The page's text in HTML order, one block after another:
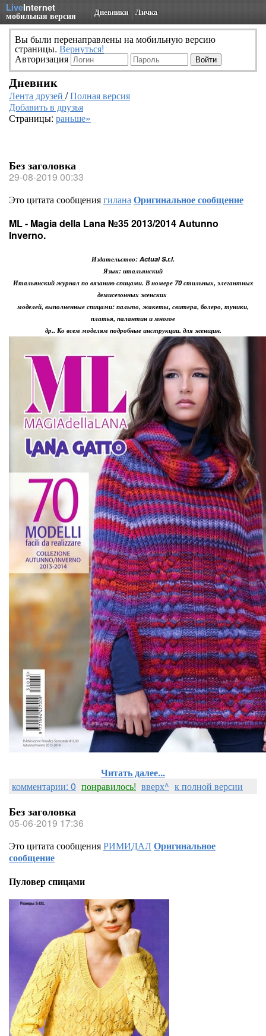
LiveInternet
мобильная версия Дневники Личка
Вы были перенаправлены на мобильную версию
страницы. Вернуться!
Авторизация
Дневник
Лента друзей /Полная версия
Добавить в друзья
Страницы: раньше»
Без заголовка
29-08-2019 00:33
Это цитата сообщениягиланаОригинальное сообщение
ML - Magia della Lana №35 2013/2014 Autunno
Inverno.
Издательство: Actual S.r.l.
Язык: итальянский
Итальянский журнал по вязанию спицами. В номере 70 стильных, элегантных
демисезонных женских
моделей, выполненные спицами: пальто, жакеты, свитера, болеро, туники,
платья, палантин и многое
др.. Ко всем моделям подробные инструкции. для женщин.
Читать далее...
комментарии: 0 понравилось! вверх^ к полной версии
Без заголовка
05-06-2019 17:36
Это цитата сообщенияРИМИДАЛОригинальное
сообщение
Пуловер спицами